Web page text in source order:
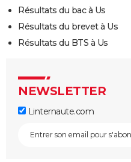
Résultats du bac à Us
Résultats du brevet à Us
Résultats du BTS à Us
NEWSLETTER
Linternaute.com